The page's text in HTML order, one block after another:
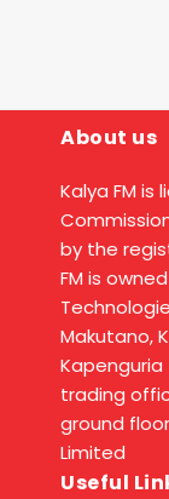
About us
Kalya FM
by the
FM is
Makutano,
Kapenguria
trading
ground
Limited
Useful